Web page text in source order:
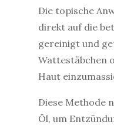
Die topische
direkt auf die
gereinigt und
Wattestäbchen
Haut
Diese Methode
Öl, um